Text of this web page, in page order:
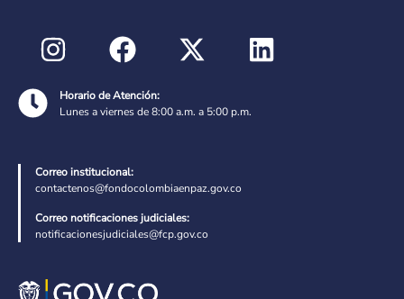
Horario de Atención:
Lunes a viernes de 8:00 a.m. a 5:00 p.m.
Correo institucional:
contactenos@fondocolombiaenpaz.gov.co
Correo notificaciones judiciales:
notificacionesjudiciales@fcp.gov.co